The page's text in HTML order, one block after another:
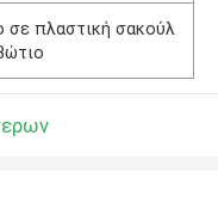
σε πλαστική σακούλ